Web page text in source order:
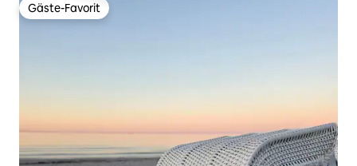
Gäste-Favorit
Gäste-Favorit